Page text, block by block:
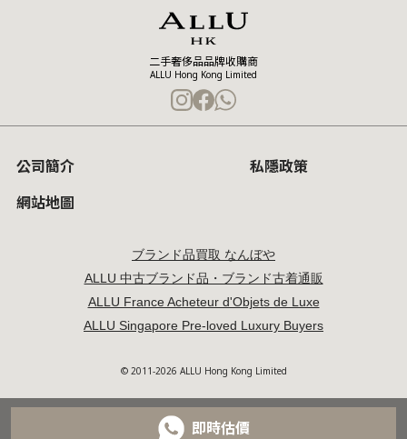
二手奢侈品品牌收購商
ALLU Hong Kong Limited
公司簡介
私隱政策
網站地圖
ブランド品買取 なんぼや
ALLU 中古ブランド品・ブランド古着通販
ALLU France Acheteur d'Objets de Luxe
ALLU Singapore Pre-loved Luxury Buyers
© 2011-2026 ALLU Hong Kong Limited
即時估價